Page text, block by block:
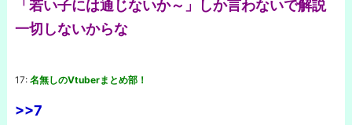
「若い子には通じないか～」しか言わないで解説
一切しないからな
17: 名無しのVtuberまとめ部！
>>7